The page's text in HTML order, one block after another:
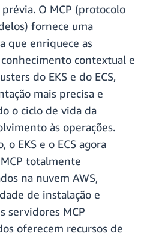
O MCP (protocolo
fornece uma
que enriquece as
contextual e
do EKS e do ECS,
mais precisa e
o ciclo de vida da
às operações.
o EKS e o ECS agora
totalmente
na nuvem AWS,
de instalação e
servidores MCP
oferecem recursos de